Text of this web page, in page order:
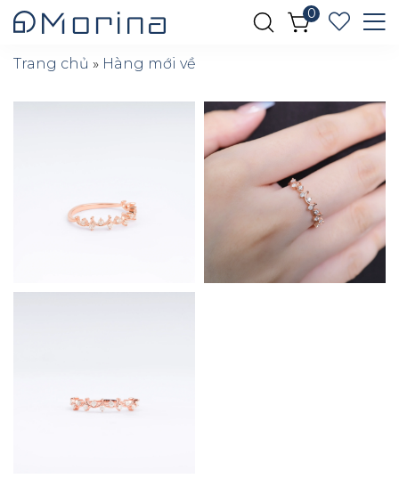
0
Trang chủ » Hàng mới về